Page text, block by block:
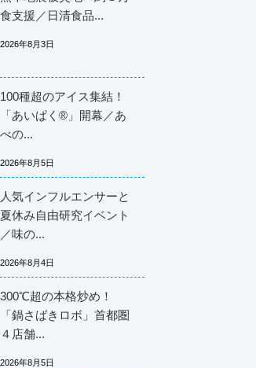
食支援／日清食品...
2026年8月3日
100種超のアイス集結！
「あいぱく®」開幕／あ
べの...
2026年8月5日
人気インフルエンサーと
夏休み自由研究イベント
／味の...
2026年8月4日
300℃超の本格炒め！
「鍋さばきロボ」首都圏
４店舗...
2026年8月5日